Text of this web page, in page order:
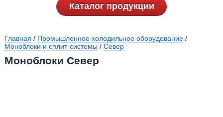
Каталог продукции
Вы здесь
Главная / Промышленное холодильное оборудование /
Моноблоки и сплит-системы / Север
Моноблоки Север